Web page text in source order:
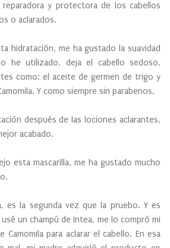
y protectora de los cabellos
o aclarados.
hidratación, me ha gustado la suavidad
he utilizado, deja el cabello sedoso,
como: el aceite de germen de trigo y
Y como siempre sin parabenos.
después de las lociones aclarantes,
acabado.
esta mascarilla, me ha gustado mucho
es la segunda vez que la pruebo. Y es
un champú de Intea, me lo compró mi
Camomila para aclarar el cabello. En esa